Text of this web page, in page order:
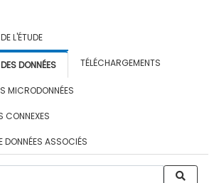
L'ÉTUDE
DONNÉES TÉLÉCHARGEMENTS
MICRODONNÉES
CONNEXES
DONNÉES ASSOCIÉS